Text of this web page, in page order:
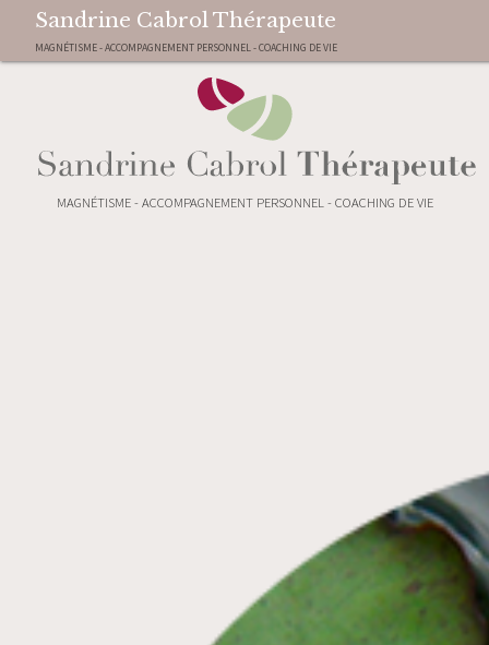
Sandrine Cabrol Thérapeute
MAGNÉTISME - ACCOMPAGNEMENT PERSONNEL - COACHING DE VIE
MAGNÉTISME - ACCOMPAGNEMENT PERSONNEL - COACHING DE VIE